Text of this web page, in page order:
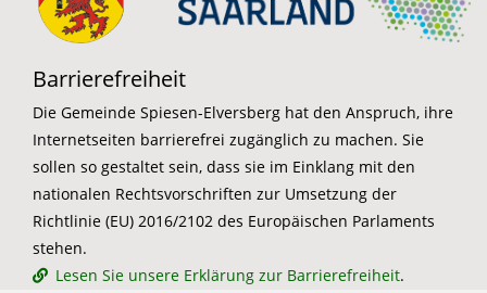
Barrierefreiheit
Die Gemeinde Spiesen-Elversberg hat den Anspruch, ihre
Internetseiten barrierefrei zugänglich zu machen. Sie
sollen so gestaltet sein, dass sie im Einklang mit den
nationalen Rechtsvorschriften zur Umsetzung der
Richtlinie (EU) 2016/2102 des Europäischen Parlaments
stehen.
Lesen Sie unsere Erklärung zur Barrierefreiheit.